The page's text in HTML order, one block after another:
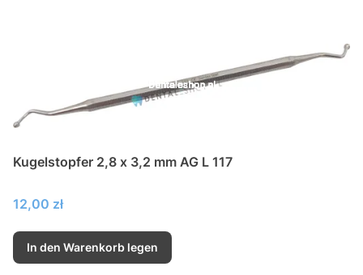
Kugelstopfer 2,8 x 3,2 mm AG L 117
Preis
12,00 zł
In den Warenkorb legen